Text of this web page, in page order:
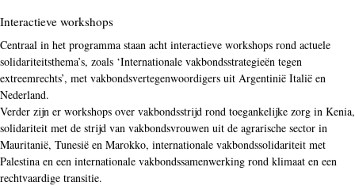
Interactieve workshops
Centraal in het programma staan acht interactieve workshops rond actuele
solidariteitsthema’s, zoals ‘Internationale vakbondsstrategieën tegen
extreemrechts’, met vakbondsvertegenwoordigers uit Argentinië Italië en
Nederland.
Verder zijn er workshops over vakbondsstrijd rond toegankelijke zorg in Kenia,
solidariteit met de strijd van vakbondsvrouwen uit de agrarische sector in
Mauritanië, Tunesië en Marokko, internationale vakbondssolidariteit met
Palestina en een internationale vakbondssamenwerking rond klimaat en een
rechtvaardige transitie.